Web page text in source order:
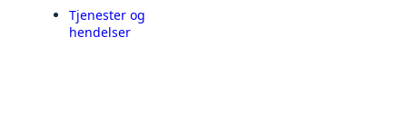
Tjenester og
hendelser